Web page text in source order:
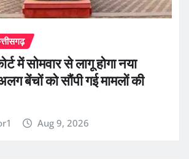
में सोमवार से लागू होगा नया
बेंचों को सौंपी गई मामलों की
Aug 9, 2026